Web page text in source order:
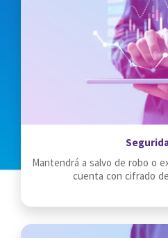
Mantendrá a salvo de robo o
cuenta con cifrado